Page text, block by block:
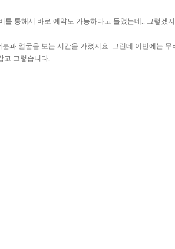
를 통해서 바로 예약도 가능하다고 들었는데.. 그렇겠
과 얼굴을 보는 시간을 가졌지요. 그런데 이번에는
고 그렇습니다.